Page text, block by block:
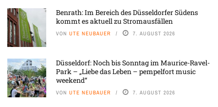
Benrath: Im Bereich des Düsseldorfer Südens
kommt es aktuell zu Stromausfällen
VON UTE NEUBAUER 7. AUGUST 2026
Düsseldorf: Noch bis Sonntag im Maurice-Ravel-
Park – „Liebe das Leben – pempelfort music
weekend“
VON UTE NEUBAUER 7. AUGUST 2026